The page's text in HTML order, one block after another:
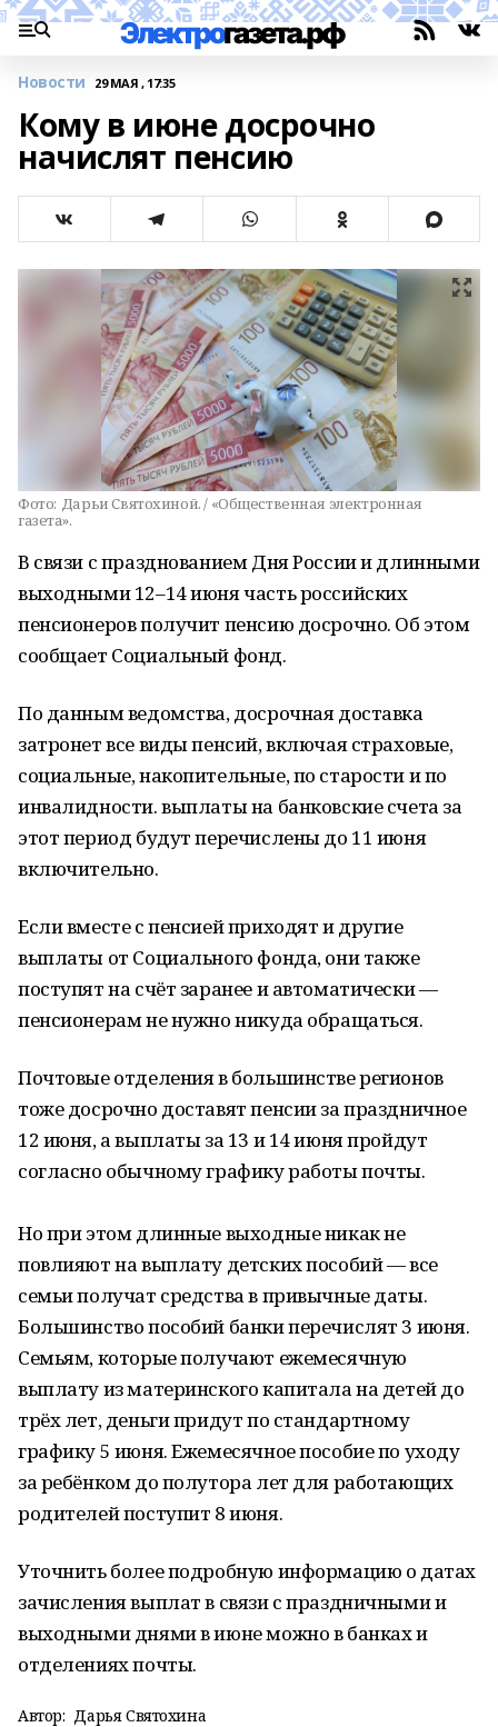
Новости 29 МАЯ , 17:35
Кому в июне досрочно
начислят пенсию
Фото: Дарьи Святохиной. / «Общественная электронная
газета».
В связи с празднованием Дня России и длинными
выходными 12–14 июня часть российских
пенсионеров получит пенсию досрочно. Об этом
сообщает Социальный фонд.
По данным ведомства, досрочная доставка
затронет все виды пенсий, включая страховые,
социальные, накопительные, по старости и по
инвалидности. выплаты на банковские счета за
этот период будут перечислены до 11 июня
включительно.
Если вместе с пенсией приходят и другие
выплаты от Социального фонда, они также
поступят на счёт заранее и автоматически —
пенсионерам не нужно никуда обращаться.
Почтовые отделения в большинстве регионов
тоже досрочно доставят пенсии за праздничное
12 июня, а выплаты за 13 и 14 июня пройдут
согласно обычному графику работы почты.
Но при этом длинные выходные никак не
повлияют на выплату детских пособий — все
семьи получат средства в привычные даты.
Большинство пособий банки перечислят 3 июня.
Семьям, которые получают ежемесячную
выплату из материнского капитала на детей до
трёх лет, деньги придут по стандартному
графику 5 июня. Ежемесячное пособие по уходу
за ребёнком до полутора лет для работающих
родителей поступит 8 июня.
Уточнить более подробную информацию о датах
зачисления выплат в связи с праздничными и
выходными днями в июне можно в банках и
отделениях почты.
Автор: Дарья Святохина